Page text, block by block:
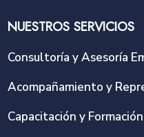
NUESTROS SERVICIOS
Consultoría y Asesoría
Acompañamiento y
Capacitación y Formación